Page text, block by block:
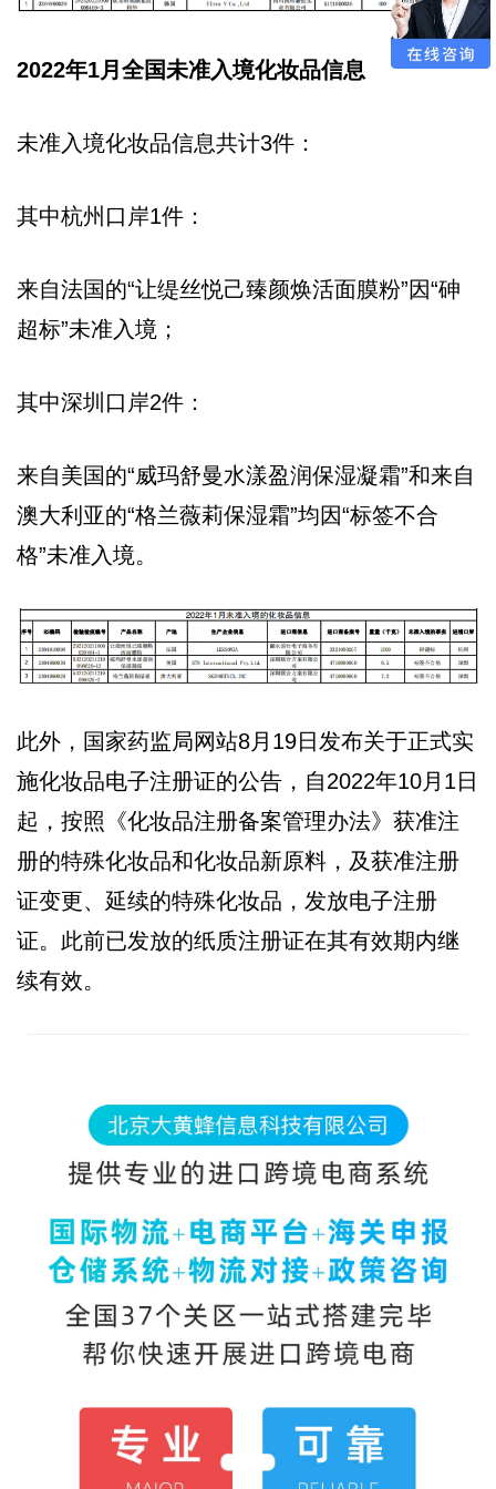
2022年1月全国未准入境化妆品信息
未准入境化妆品信息共计3件：
其中杭州口岸1件：
来自法国的“让缇丝悦己臻颜焕活面膜粉”因“砷
超标”未准入境；
其中深圳口岸2件：
来自美国的“威玛舒曼水漾盈润保湿凝霜”和来自
澳大利亚的“格兰薇莉保湿霜”均因“标签不合
格”未准入境。
此外，国家药监局网站8月19日发布关于正式实
施化妆品电子注册证的公告，自2022年10月1日
起，按照《化妆品注册备案管理办法》获准注
册的特殊化妆品和化妆品新原料，及获准注册
证变更、延续的特殊化妆品，发放电子注册
证。此前已发放的纸质注册证在其有效期内继
续有效。